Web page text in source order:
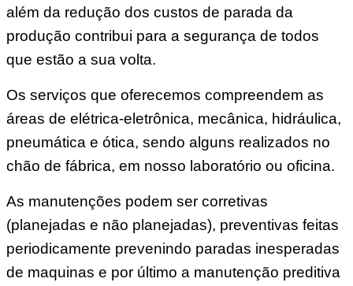
além da redução dos custos de parada da
produção contribui para a segurança de todos
que estão a sua volta.
Os serviços que oferecemos compreendem as
áreas de elétrica-eletrônica, mecânica, hidráulica,
pneumática e ótica, sendo alguns realizados no
chão de fábrica, em nosso laboratório ou oficina.
As manutenções podem ser corretivas
(planejadas e não planejadas), preventivas feitas
periodicamente prevenindo paradas inesperadas
de maquinas e por último a manutenção preditiva